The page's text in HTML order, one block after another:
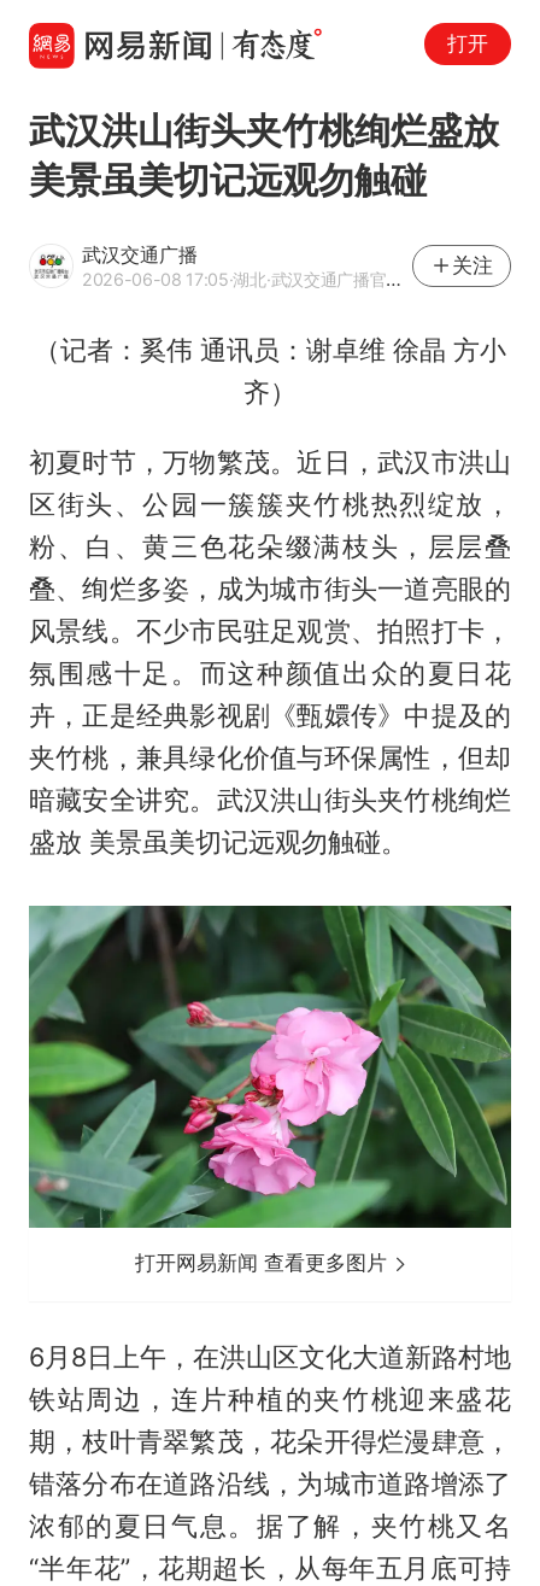
打开
武汉洪山街头夹竹桃绚烂盛放
美景虽美切记远观勿触碰
武汉交通广播
2026-06-08 17:05·湖北·武汉交通广播官方网易号
关注
（记者：奚伟 通讯员：谢卓维 徐晶 方小
齐）
初夏时节，万物繁茂。近日，武汉市洪山
区街头、公园一簇簇夹竹桃热烈绽放，
粉、白、黄三色花朵缀满枝头，层层叠
叠、绚烂多姿，成为城市街头一道亮眼的
风景线。不少市民驻足观赏、拍照打卡，
氛围感十足。而这种颜值出众的夏日花
卉，正是经典影视剧《甄嬛传》中提及的
夹竹桃，兼具绿化价值与环保属性，但却
暗藏安全讲究。武汉洪山街头夹竹桃绚烂
盛放 美景虽美切记远观勿触碰。
打开网易新闻 查看更多图片
6月8日上午，在洪山区文化大道新路村地
铁站周边，连片种植的夹竹桃迎来盛花
期，枝叶青翠繁茂，花朵开得烂漫肆意，
错落分布在道路沿线，为城市道路增添了
浓郁的夏日气息。据了解，夹竹桃又名
“半年花”，花期超长，从每年五月底可持